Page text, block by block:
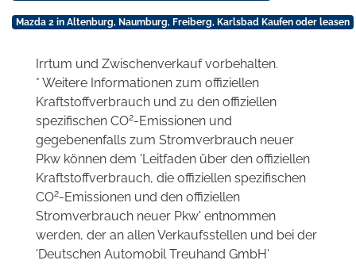
Mazda 2 in Altenburg, Naumburg, Freiberg, Karlsbad Kaufen oder leasen
Irrtum und Zwischenverkauf vorbehalten.
* Weitere Informationen zum offiziellen
Kraftstoffverbrauch und zu den offiziellen
spezifischen CO2-Emissionen und
gegebenenfalls zum Stromverbrauch neuer
Pkw können dem 'Leitfaden über den offiziellen
Kraftstoffverbrauch, die offiziellen spezifischen
CO2-Emissionen und den offiziellen
Stromverbrauch neuer Pkw' entnommen
werden, der an allen Verkaufsstellen und bei der
'Deutschen Automobil Treuhand GmbH'